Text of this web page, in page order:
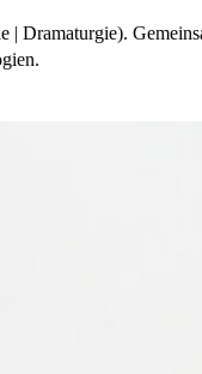
| Dramaturgie).